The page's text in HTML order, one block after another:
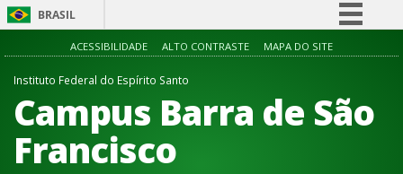
BRASIL
Simplifique!
Participe
Acesso à informação
ACESSIBILIDADE ALTO CONTRASTE MAPA DO SITE
Instituto Federal do Espírito Santo
Campus Barra de São
Francisco